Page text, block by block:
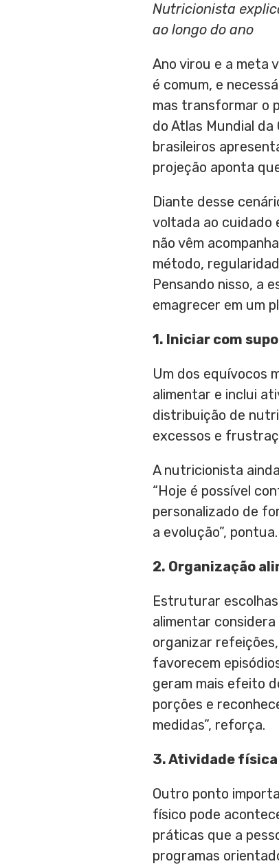
Nutricionista
ao longo do ano
Ano virou e a meta
é comum, e
mas transformar o
do Atlas Mundial
brasileiros
projeção aponta
Diante desse
voltada ao cuidado
não vêm
método,
Pensando nisso, a
emagrecer em um
1. Iniciar com
Um dos equívocos
alimentar e inclui
distribuição de
excessos e
A nutricionista
“Hoje é possível
personalizado de
a evolução”, pontua.
2. Organização
Estruturar
alimentar
organizar
favorecem
geram mais efeito
porções e
medidas”, reforça.
3. Atividade física
Outro ponto
físico pode
práticas que a
programas